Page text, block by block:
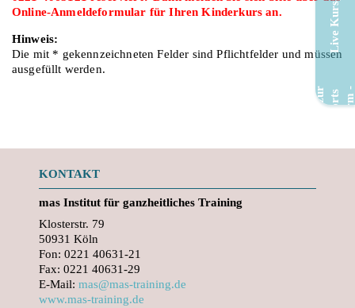
Online-Anmeldeformular für Ihren Kinderkurs an.
Hinweis:
Die mit * gekennzeichneten Felder sind Pflichtfelder und müssen
ausgefüllt werden.
KONTAKT
mas Institut für ganzheitliches Training
Klosterstr. 79
50931 Köln
Fon: 0221 40631-21
Fax: 0221 40631-29
E-Mail: mas@mas-training.de
www.mas-training.de